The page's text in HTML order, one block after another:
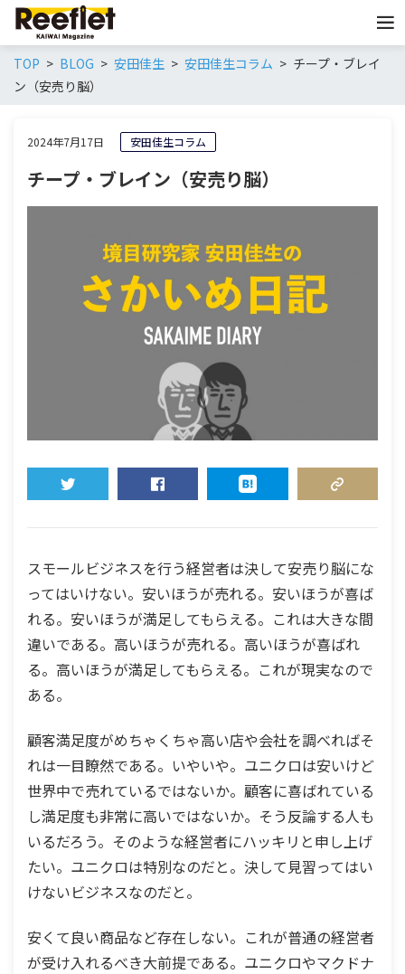
TOP BLOG 安田佳生 安田佳生コラム
チープ・ブレイ
ン（安売り脳）
2024年7月17日 安田佳生コラム
チープ・ブレイン（安売り脳）
スモールビジネスを行う経営者は決して安売り脳にな
ってはいけない。安いほうが売れる。安いほうが喜ば
れる。安いほうが満足してもらえる。これは大きな間
違いである。高いほうが売れる。高いほうが喜ばれ
る。高いほうが満足してもらえる。これが現実なので
ある。
顧客満足度がめちゃくちゃ高い店や会社を調べればそ
れは一目瞭然である。いやいや。ユニクロは安いけど
世界中で売れているではないか。顧客に喜ばれている
し満足度も非常に高いではないか。そう反論する人も
いるだろう。そのような経営者にハッキリと申し上げ
たい。ユニクロは特別なのだと。決して見習ってはい
けないビジネスなのだと。
安くて良い商品など存在しない。これが普通の経営者
が受け入れるべき大前提である。ユニクロやマクドナ